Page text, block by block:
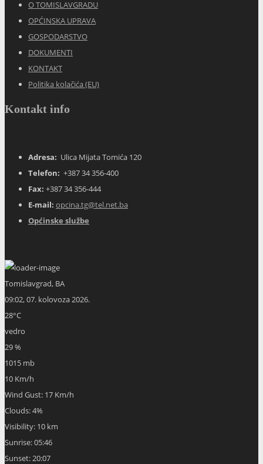
O TOMISLAVGRADU
OPĆINSKA UPRAVA
GOSPODARSTVO
DOKUMENTI
KONTAKT
Politika kolačića (EU)
Kontakt info
Adresa: Ulica Mijata Tomića 120
Telefon: +387 34 356-400
Fax: +387 34 356-444
E-mail: opcina.tg@tel.net.ba
Općinske službe
Tomislavgrad, BA
09:02,07. kolovoza 2026.
28°C
vedro
29 %
1015 mb
10 Km/h
Wind Gust: 17 Km/h
Clouds:4%
Visibility: 10 km
Sunrise:05:46
Sunset:20:07